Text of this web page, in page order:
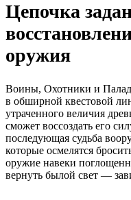
Цепочка
оружия
Воины, Охотники и
в обширной квестовой
утраченного величия
сможет воссоздать его
последующая судьба
которые осмелятся
оружие навеки
вернуть былой свет —